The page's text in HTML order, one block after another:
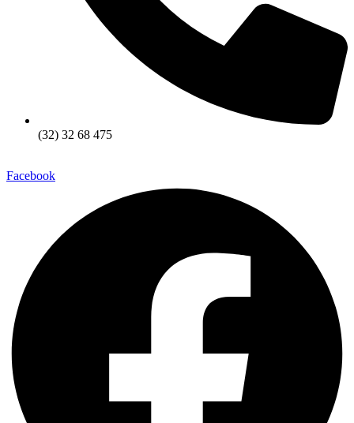
(32) 32 68 475
Facebook